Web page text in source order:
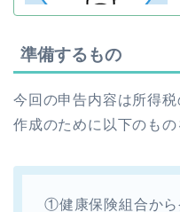
準備するもの
今回の申告内容は所得
作成のために以下のもの
①健康保険組合から